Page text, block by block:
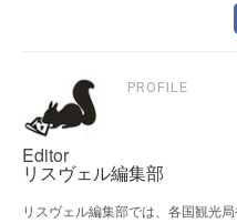
PROFILE
Editor
リスヴェル編集部
リスヴェル編集部では、各国観光